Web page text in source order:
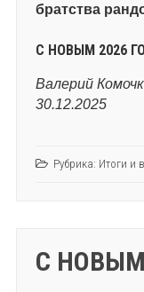
братства
С НОВЫМ 2026
Валерий
30.12.2025
Рубрика: Итоги и
С